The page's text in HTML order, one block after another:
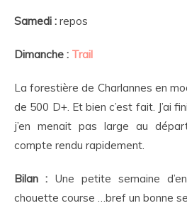
Samedi : repos
Dimanche : Trail
La forestière de Charlannes en
de 500 D+. Et bien c’est fait. J’ai
j’en menait pas large au
compte rendu rapidement.
Bilan : Une petite semaine
chouette course …bref un bonne